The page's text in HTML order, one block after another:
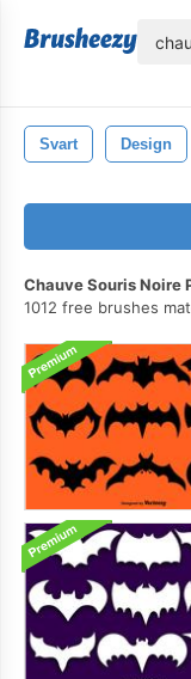
Svart Design
Chauve Souris Noire
1012 free brushes